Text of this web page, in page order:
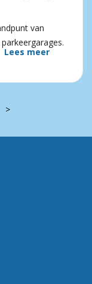
van
Lees meer
>